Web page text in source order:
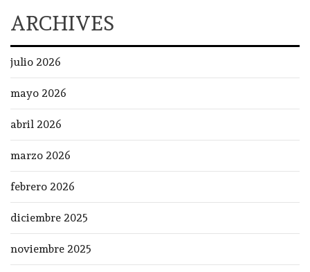
ARCHIVES
julio 2026
mayo 2026
abril 2026
marzo 2026
febrero 2026
diciembre 2025
noviembre 2025